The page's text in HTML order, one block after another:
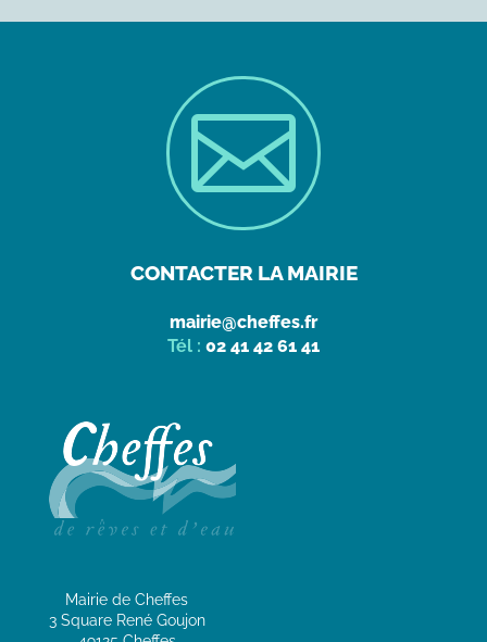

CONTACTER LA MAIRIE
mairie@cheffes.fr
Tél : 02 41 42 61 41
Mairie de Cheffes
3 Square René Goujon